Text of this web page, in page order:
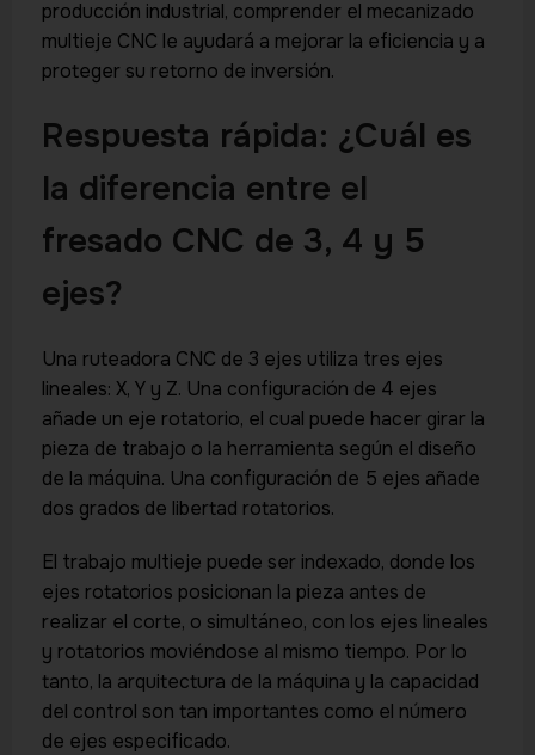
producción industrial, comprender el mecanizado
multieje CNC le ayudará a mejorar la eficiencia y a
proteger su retorno de inversión.
Respuesta rápida: ¿Cuál es
la diferencia entre el
fresado CNC de 3, 4 y 5
ejes?
Una ruteadora CNC de 3 ejes utiliza tres ejes
lineales: X, Y y Z. Una configuración de 4 ejes
añade un eje rotatorio, el cual puede hacer girar la
pieza de trabajo o la herramienta según el diseño
de la máquina. Una configuración de 5 ejes añade
dos grados de libertad rotatorios.
El trabajo multieje puede ser indexado, donde los
ejes rotatorios posicionan la pieza antes de
realizar el corte, o simultáneo, con los ejes lineales
y rotatorios moviéndose al mismo tiempo. Por lo
tanto, la arquitectura de la máquina y la capacidad
del control son tan importantes como el número
de ejes especificado.